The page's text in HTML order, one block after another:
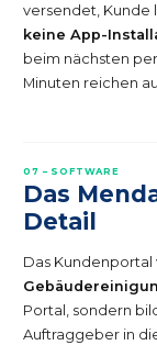
versendet, Kunde
keine App-
beim nächsten
Minuten reichen
07 – SOFTWARE
Das
Detail
Das
Portal, sondern
Auftraggeber in